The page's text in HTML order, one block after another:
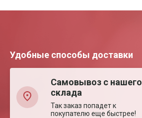
Удобные способы доставки
Самовывоз с нашего
склада
Так заказ попадет к
покупателю еще быстрее!